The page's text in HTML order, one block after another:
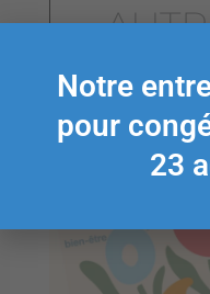
Notre
pour
23